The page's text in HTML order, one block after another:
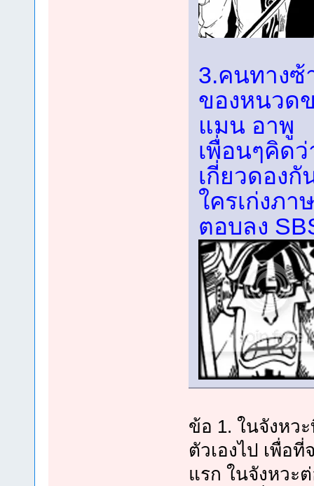
3.คนทางซ้
ของหนวด
แมน อาพู
เพื่อนๆคิด
เกี่ยวดอง
ใครเก่งภ
ตอบลง
ข้อ 1. ในจังหว
ตัวเองไป เพื่อ
แรก ในจังหวะ